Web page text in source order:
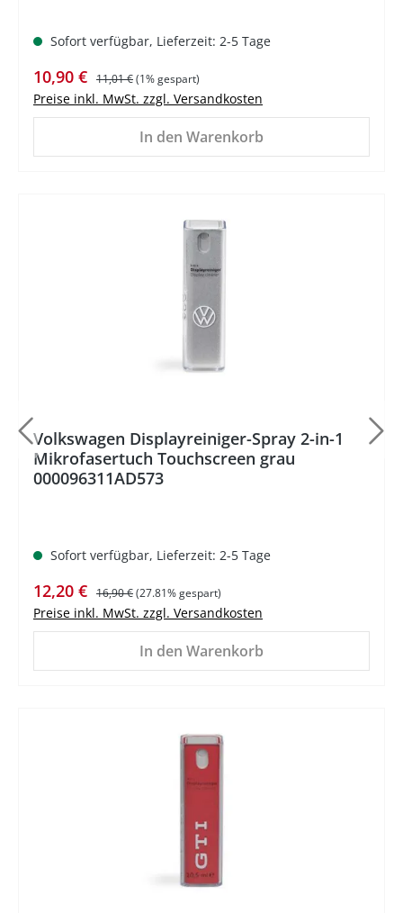
Sofort verfügbar, Lieferzeit: 2-5 Tage
Verkaufspreis:
10,90 € Regulärer Preis:
11,01 €(1% gespart)
Preise inkl. MwSt. zzgl. Versandkosten
In den Warenkorb
Volkswagen Displayreiniger-Spray 2-in-1
Mikrofasertuch Touchscreen grau
000096311AD573
Sofort verfügbar, Lieferzeit: 2-5 Tage
Verkaufspreis:
12,20 € Regulärer Preis:
16,90 €(27.81% gespart)
Preise inkl. MwSt. zzgl. Versandkosten
In den Warenkorb